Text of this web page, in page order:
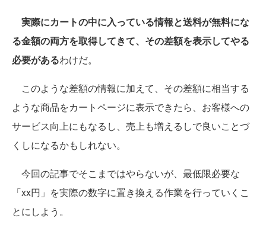
実際にカートの中に入っている情報と送料が無料にな
る金額の両方を取得してきて、その差額を表示してやる
必要があるわけだ。
このような差額の情報に加えて、その差額に相当する
ような商品をカートページに表示できたら、お客様への
サービス向上にもなるし、売上も増えるしで良いことづ
くしになるかもしれない。
今回の記事でそこまではやらないが、最低限必要な
「xx円」を実際の数字に置き換える作業を行っていくこ
とにしよう。